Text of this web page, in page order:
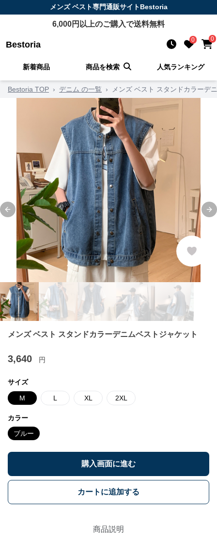
メンズ ベスト専門通販サイトBestoria
6,000円以上のご購入で送料無料
Bestoria 0 0
新着商品 商品を検索 人気ランキング
Bestoria TOP › デニム の一覧 › メンズ ベスト スタンドカラーデ
Previous slide
メンズ ベスト スタンドカラーデニムベストジャケット
3,640 円
サイズ
M L XL 2XL
カラー
ブルー
購入画面に進む
カートに追加する
商品説明